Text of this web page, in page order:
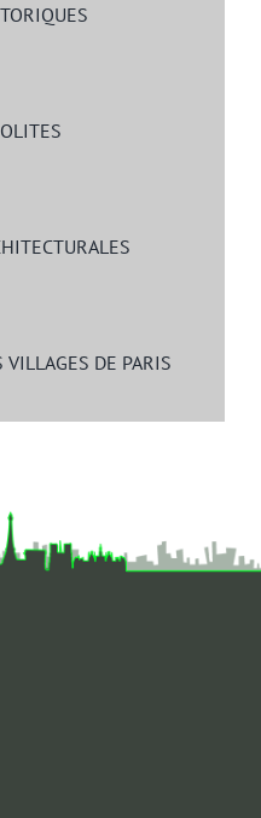
DE PARIS